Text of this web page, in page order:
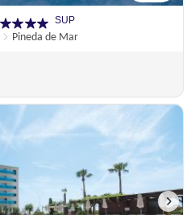
Schitterend
16 beoordelingen
SUP
Pineda de Mar